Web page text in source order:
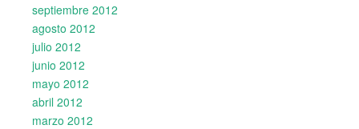
septiembre 2012
agosto 2012
julio 2012
junio 2012
mayo 2012
abril 2012
marzo 2012